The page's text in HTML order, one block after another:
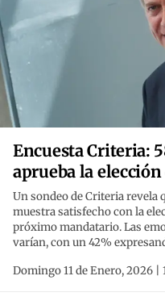
Encuesta Criteria:
aprueba la
Un sondeo de Criteria revela
muestra satisfecho con la
próximo mandatario. Las
varían, con un 42%
Domingo 11 de Enero, 2026 |